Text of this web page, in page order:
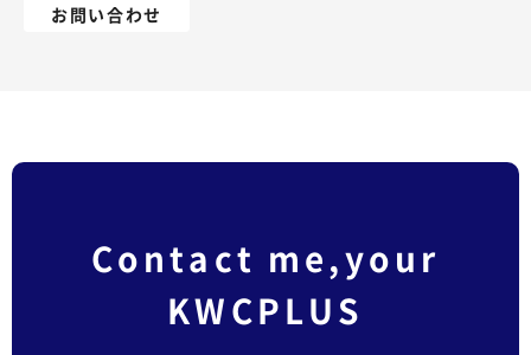
お問い合わせ
Contact me,your
KWCPLUS